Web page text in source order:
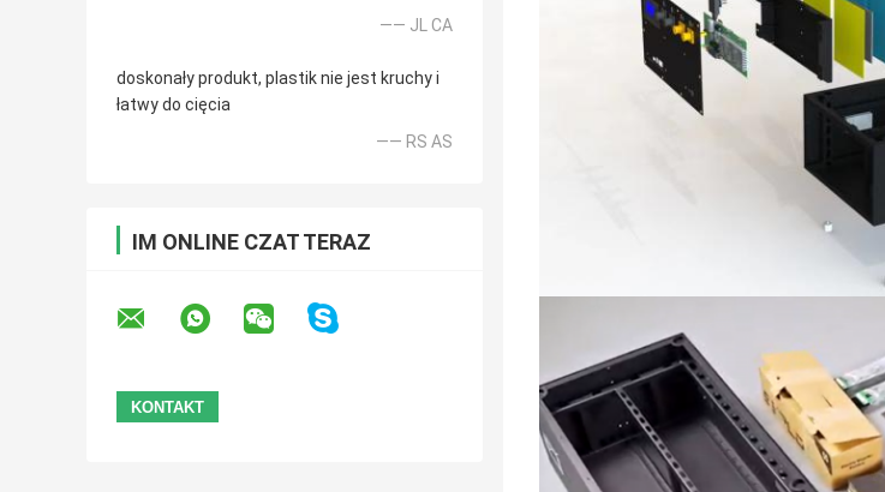
—— JL CA
doskonały produkt, plastik nie jest kruchy i
łatwy do cięcia
—— RS AS
IM ONLINE CZAT TERAZ